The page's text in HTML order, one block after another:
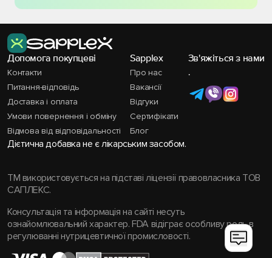
Допомога покупцеві
Контакти
Питання-відповідь
Доставка і оплата
Умови повернення і обміну
Відмова від відповідальності
Sapplex
Про нас
Вакансії
Відгуки
Сертифікати
Блог
Зв'яжіться з нами
.
Дієтична добавка не є лікарським засобом.
TM використовується на підставі ліцензії правовласника ТОВ
САПЛЕКС.
Консультація та інформація на сайті несуть
ознайомлювальний характер. FDA відіграє особливу роль в
регулюванні нутрицевтичної промисловості.